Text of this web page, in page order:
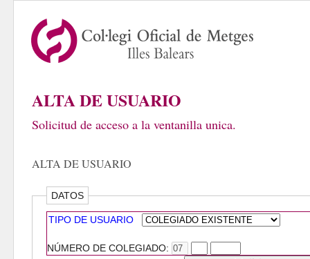
ALTA DE USUARIO
Solicitud de acceso a la ventanilla unica.
ALTA DE USUARIO
DATOS
TIPO DE USUARIO
NÚMERO DE COLEGIADO: